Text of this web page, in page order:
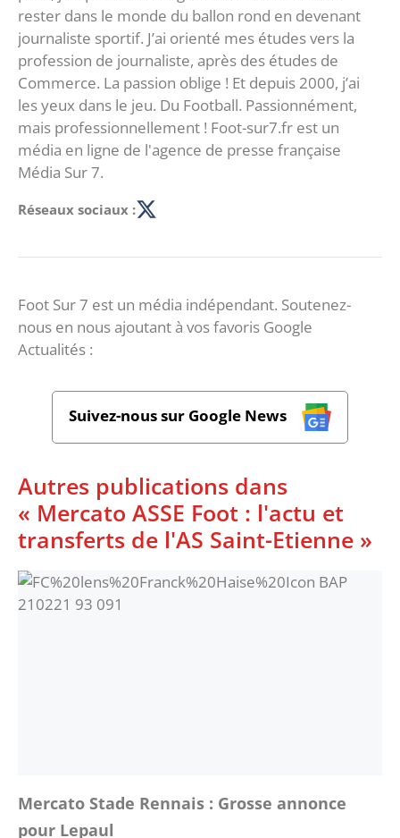
rester dans le monde du ballon rond en devenant
journaliste sportif. J’ai orienté mes études vers la
profession de journaliste, après des études de
Commerce. La passion oblige ! Et depuis 2000, j’ai
les yeux dans le jeu. Du Football. Passionnément,
mais professionnellement ! Foot-sur7.fr est un
média en ligne de l'agence de presse française
Média Sur 7.
Réseaux sociaux :
Foot Sur 7 est un média indépendant. Soutenez-
nous en nous ajoutant à vos favoris Google
Actualités :
Suivez-nous sur Google News
Autres publications dans
« Mercato ASSE Foot : l'actu et
transferts de l'AS Saint-Etienne »
Mercato Stade Rennais : Grosse annonce
pour Lepaul